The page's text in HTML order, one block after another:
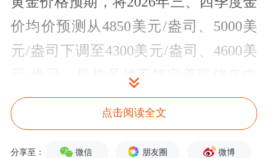
价均价预测从4850美元/盎司、5000美
元/盎司下调至4300美元/盎司、4600美
元/盎司。机构虽然不笃定美联储年内
加息，但投资者切勿逆势操作，且当前
地缘局势未带来避险买盘，反而推升通
胀担忧，进一步利空短期金价。
点击阅读全文
分享至： 微信 朋友圈 微博